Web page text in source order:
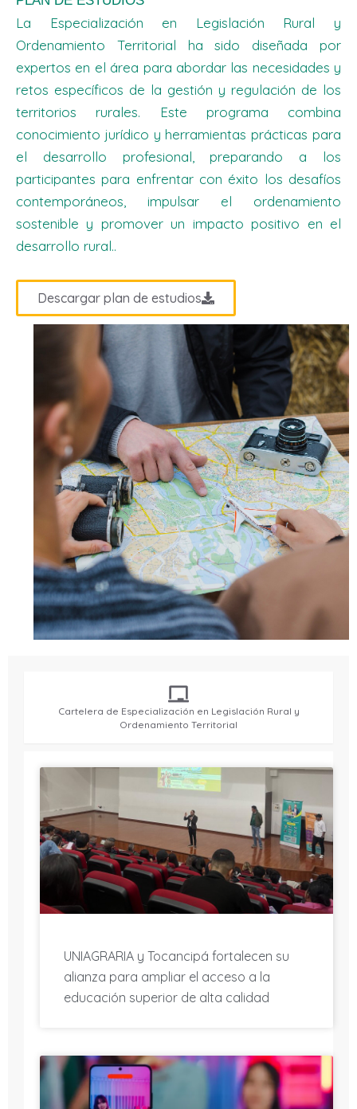
La Especialización en Legislación Rural y
Ordenamiento Territorial ha sido diseñada por
expertos en el área para abordar las necesidades y
retos específicos de la gestión y regulación de los
territorios rurales. Este programa combina
conocimiento jurídico y herramientas prácticas para
el desarrollo profesional, preparando a los
participantes para enfrentar con éxito los desafíos
contemporáneos, impulsar el ordenamiento
sostenible y promover un impacto positivo en el
desarrollo rural..
Descargar plan de estudios
Cartelera de Especialización en Legislación Rural y
Ordenamiento Territorial
UNIAGRARIA y Tocancipá fortalecen su
alianza para ampliar el acceso a la
educación superior de alta calidad